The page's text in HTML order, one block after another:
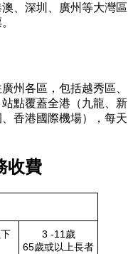
、深圳、廣州等大灣區
州各區，包括越秀區、
點覆蓋全港（九龍、新
香港國際機場），每天
收費
3 -11歲
65歲或以上長者